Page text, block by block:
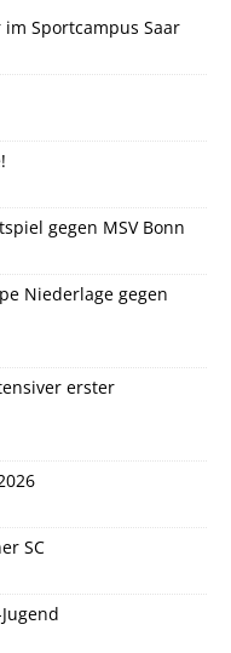
im Sportcampus Saar
gegen MSV Bonn
Niederlage gegen
erster
SC